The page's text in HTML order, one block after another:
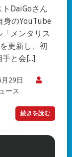
DaiGoさん
身のYouTube
メンタリス
更新し、初
と会[...]
29日
ース
続きを読む